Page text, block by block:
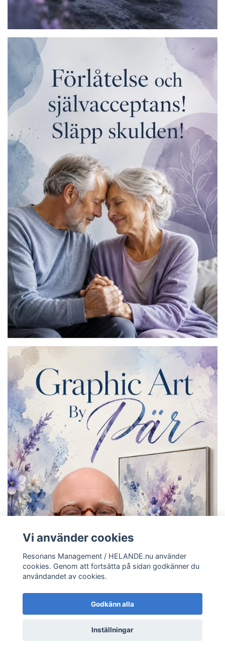
Vi använder cookies
Resonans Management / HELANDE.nu använder
cookies. Genom att fortsätta på sidan godkänner du
användandet av cookies.
Godkänn alla
Inställningar